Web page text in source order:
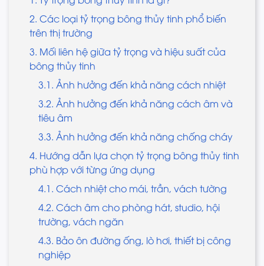
2. Các loại tỷ trọng bông thủy tinh phổ biến
trên thị trường
3. Mối liên hệ giữa tỷ trọng và hiệu suất của
bông thủy tinh
3.1. Ảnh hưởng đến khả năng cách nhiệt
3.2. Ảnh hưởng đến khả năng cách âm và
tiêu âm
3.3. Ảnh hưởng đến khả năng chống cháy
4. Hướng dẫn lựa chọn tỷ trọng bông thủy tinh
phù hợp với từng ứng dụng
4.1. Cách nhiệt cho mái, trần, vách tường
4.2. Cách âm cho phòng hát, studio, hội
trường, vách ngăn
4.3. Bảo ôn đường ống, lò hơi, thiết bị công
nghiệp